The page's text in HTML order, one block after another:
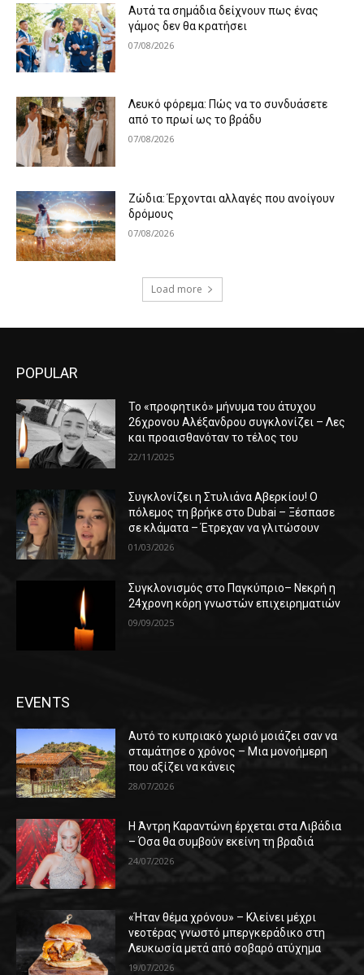
Αυτά τα σημάδια δείχνουν πως ένας
γάμος δεν θα κρατήσει
07/08/2026
Λευκό φόρεμα: Πώς να το συνδυάσετε
από το πρωί ως το βράδυ
07/08/2026
Ζώδια: Έρχονται αλλαγές που ανοίγουν
δρόμους
07/08/2026
Load more
POPULAR
Το «προφητικό» μήνυμα του άτυχου
26χρονου Αλέξανδρου συγκλονίζει – Λες
και προαισθανόταν το τέλος του
22/11/2025
Συγκλονίζει η Στυλιάνα Αβερκίου! Ο
πόλεμος τη βρήκε στο Dubai – Ξέσπασε
σε κλάματα – Έτρεχαν να γλιτώσουν
01/03/2026
Συγκλονισμός στο Παγκύπριο– Νεκρή η
24χρονη κόρη γνωστών επιχειρηματιών
09/09/2025
EVENTS
Αυτό το κυπριακό χωριό μοιάζει σαν να
σταμάτησε ο χρόνος – Μια μονοήμερη
που αξίζει να κάνεις
28/07/2026
Η Άντρη Καραντώνη έρχεται στα Λιβάδια
– Όσα θα συμβούν εκείνη τη βραδιά
24/07/2026
«Ήταν θέμα χρόνου» – Κλείνει μέχρι
νεοτέρας γνωστό μπεργκεράδικο στη
Λευκωσία μετά από σοβαρό ατύχημα
19/07/2026